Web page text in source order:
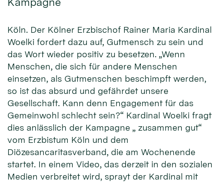
Köln. Der Kölner Erzbischof Rainer Maria Kardinal
Woelki fordert dazu auf, Gutmensch zu sein und
das Wort wieder positiv zu besetzen. „Wenn
Menschen, die sich für andere Menschen
einsetzen, als Gutmenschen beschimpft werden,
so ist das absurd und gefährdet unsere
Gesellschaft. Kann denn Engagement für das
Gemeinwohl schlecht sein?“ Kardinal Woelki fragt
dies anlässlich der Kampagne „ zusammen gut“
vom Erzbistum Köln und dem
Diözesancaritasverband, die am Wochenende
startet. In einem Video, das derzeit in den sozialen
Medien verbreitet wird, sprayt der Kardinal mit